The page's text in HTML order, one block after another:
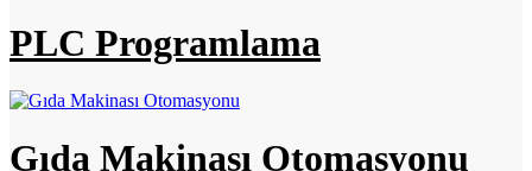
PLC Programlama
Gıda Makinası Otomasyonu